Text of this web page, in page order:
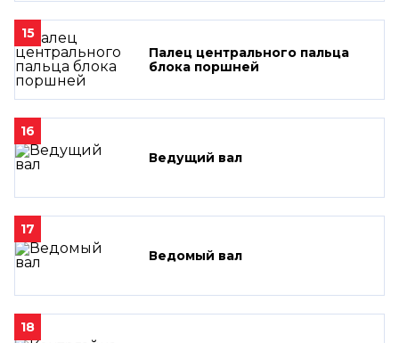
15
Палец центрального пальца
блока поршней
16
Ведущий вал
17
Ведомый вал
18